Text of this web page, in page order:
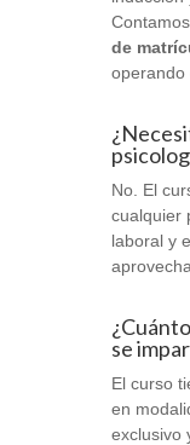
de
operando
No. El
cualquier
laboral y
se
El curso
en
exclusivo